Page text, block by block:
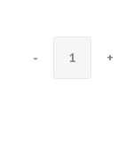
- +